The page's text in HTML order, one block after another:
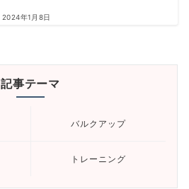
2024年1月8日
記事テーマ
バルクアップ
トレーニング